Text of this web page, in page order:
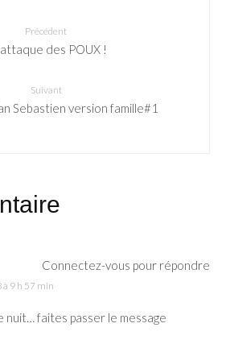
Précédent
des POUX !
Suivant
Sebastien version famille#1
9 h 57 min
faites passer le message
Connectez-vous pour répondre